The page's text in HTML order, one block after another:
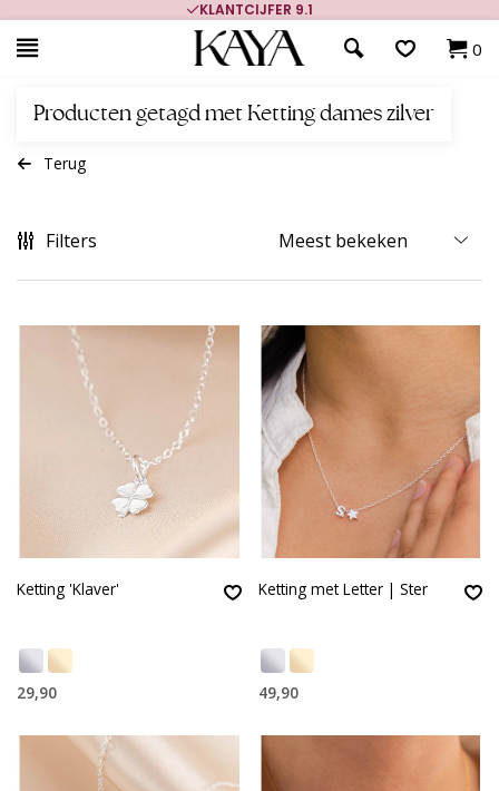
KLANTCIJFER 9.1
0
Producten getagd met Ketting dames zilver
Terug
Filters
Ketting 'Klaver'
29,90
Ketting met Letter | Ster
49,90